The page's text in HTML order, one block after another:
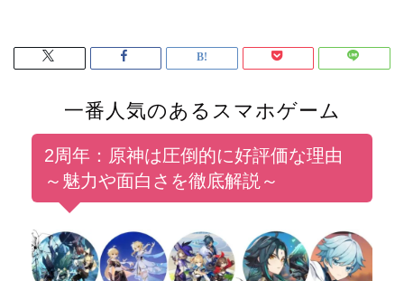
一番人気のあるスマホゲーム
2周年：原神は圧倒的に好評価な理由
～魅力や面白さを徹底解説～